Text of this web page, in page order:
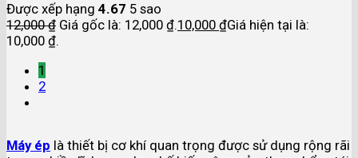
Được xếp hạng 4.67 5 sao
12,000₫ Giá gốc là: 12,000 ₫.10,000 ₫Giá hiện tại là:
10,000 ₫.
1
2
Máy ép là thiết bị cơ khí quan trọng được sử dụng rộng rãi